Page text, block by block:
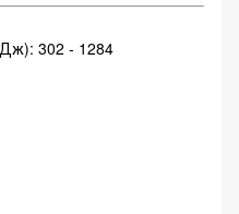
302 - 1284